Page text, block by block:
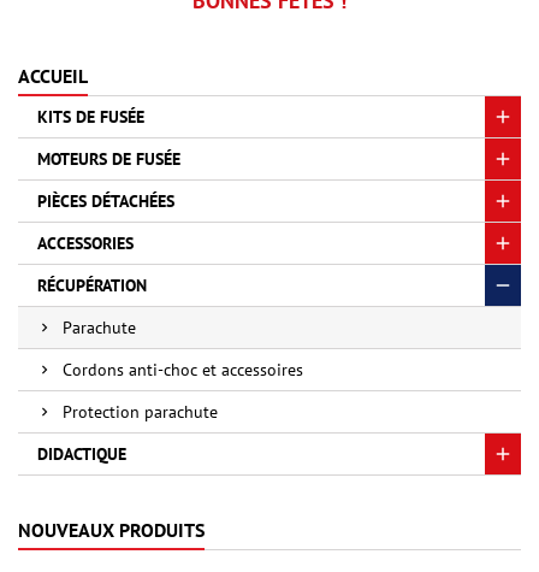
ACCUEIL
KITS DE FUSÉE
MOTEURS DE FUSÉE
PIÈCES DÉTACHÉES
ACCESSORIES
RÉCUPÉRATION
Parachute
Cordons anti-choc et accessoires
Protection parachute
DIDACTIQUE
NOUVEAUX PRODUITS